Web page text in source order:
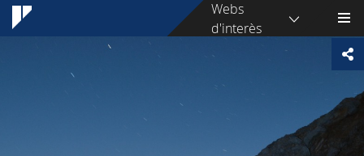
Webs
d'interès